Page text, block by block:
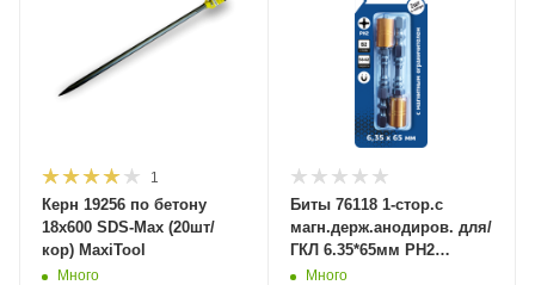
1
Керн 19256 по бетону
18х600 SDS-Max (20шт/
кор) MaxiTool
Много
Биты 76118 1-стор.с
магн.держ.анодиров. для/
ГКЛ 6.35*65мм PH2
стальS2
Много